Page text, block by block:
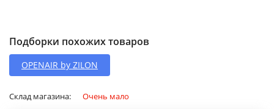
Подборки похожих товаров
OPENAIR by ZILON
Склад магазина: Очень мало